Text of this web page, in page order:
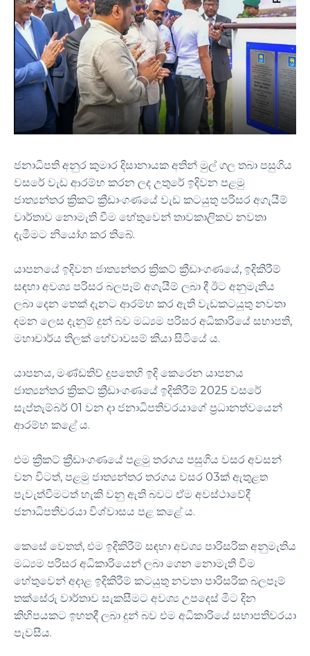
ජනාධිපති අනුර කුමාර දිසානායක අතින් මුල් ගල තබා පසුගිය
වසරේ වැඩ ආරම්භ කරන ලද උතුරේ ඉදිවන පළමු
ජාත්‍යන්තර ක්‍රිකට් ක්‍රීඩාංගණයේ වැඩ කටයුතු පරිසර අගැයීම්
වාර්තාව නොමැති වීම හේතුවෙන් තාවකාලිකව නවතා
දැමීමට නියෝග කර තිබේ.
යාපනයේ ඉදිවන ජාත්‍යන්තර ක්‍රිකට් ක්‍රීඩාංගණයේ, ඉදිකිරීම්
සඳහා අවශ්‍ය පරිසර බලපෑම් අගැයීම් ලබා දී ඊට අනුමැතිය
ලබා දෙන තෙක් දැනට ආරම්භ කර ඇති වැඩකටයුතු නවතා
දමන ලෙස දැනුම් දුන් බව මධ්‍යම පරිසර අධිකාරියේ සභාපති,
මහාචාර්ය තිලක් හේවාවසම් කියා සිටියේ ය.
යාපනය, මණ්ඩතිව් දූපතෙහි ඉදි කෙරෙන යාපනය
ජාත්‍යන්තර ක්‍රිකට් ක්‍රීඩාංගණයේ ඉදිකිරීම් 2025 වසරේ
සැප්තැම්බර් 01 වන දා ජනාධිපතිවරයාගේ ප්‍රධානත්වයෙන්
ආරම්භ කළේ ය.
එම ක්‍රිකට් ක්‍රීඩාංගණයේ පළමු තරගය පසුගිය වසර අවසන්
වන විටත්, පළමු ජාත්‍යන්තර තරගය වසර 03ක් ඇතුළත
පැවැත්වීමටත් හැකි වනු ඇති බවට ඒම අවස්ථාවේදී
ජනාධිපතිවරයා විශ්වාසය පළ කළේ ය.
කෙසේ වෙතත්, එම ඉදිකිරීම් සඳහා අවශ්‍ය පාරිසරික අනුමැතිය
මධ්‍යම පරිසර අධිකාරියෙන් ලබා ගෙන නොමැති වීම
හේතුවෙන් අදාළ ඉදිකිරීම් කටයුතු නවතා පාරිසරික බලපෑම්
තක්සේරු වාර්තාව සැකසීමට අවශ්‍ය උපදෙස් මීට දින
කිහිපයකට ඉහතදී ලබා දුන් බව එම අධිකාරියේ සභාපතිවරයා
පැවසීය.